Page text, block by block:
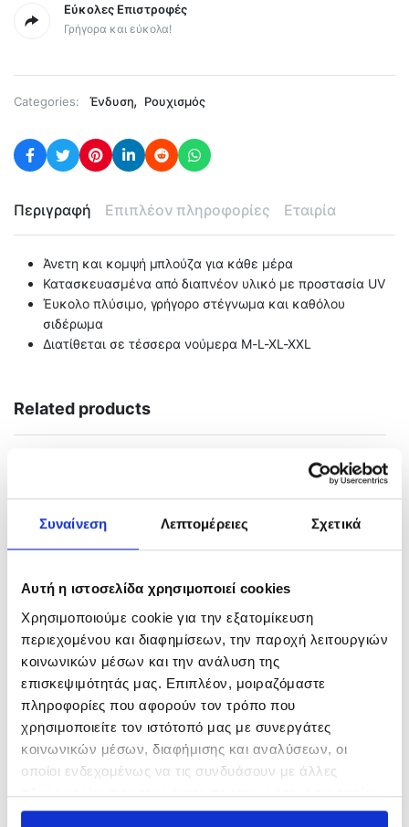
Συναίνεση Λεπτομέρειες Σχετικά
Αυτή η ιστοσελίδα χρησιμοποιεί cookies
Χρησιμοποιούμε cookie για την εξατομίκευση
περιεχομένου και διαφημίσεων, την παροχή λειτουργιών
κοινωνικών μέσων και την ανάλυση της
επισκεψιμότητάς μας. Επιπλέον, μοιραζόμαστε
πληροφορίες που αφορούν τον τρόπο που
χρησιμοποιείτε τον ιστότοπό μας με συνεργάτες
κοινωνικών μέσων, διαφήμισης και αναλύσεων, οι
οποίοι ενδεχομένως να τις συνδυάσουν με άλλες
πληροφορίες που τους έχετε παραχωρήσει ή τις οποίες
έχουν συλλέξει σε σχέση με την από μέρους σας χρήση
Εύκολες Επιστροφές
Γρήγορα και εύκολα!
Categories: Ένδυση, Ρουχισμός
Περιγραφή Επιπλέον πληροφορίες Εταιρία
Άνετη και κομψή μπλούζα για κάθε μέρα
Κατασκευασμένα από διαπνέον υλικό με προστασία UV
Έυκολο πλύσιμο, γρήγορο στέγνωμα και καθόλου
σιδέρωμα
Διατίθεται σε τέσσερα νούμερα Μ-L-XL-XXL
Related products
ΓΑΝΤΙΑ HALF-FULL by
Primus
8,00
In Stock
Επιλογή
ΓΑΝΤΙΑ HALF by Primus
7,76 €
In Stock
Επιλογή